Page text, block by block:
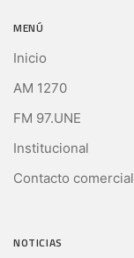
MENÚ
Inicio
AM 1270
FM 97.UNE
Institucional
Contacto comercial
NOTICIAS